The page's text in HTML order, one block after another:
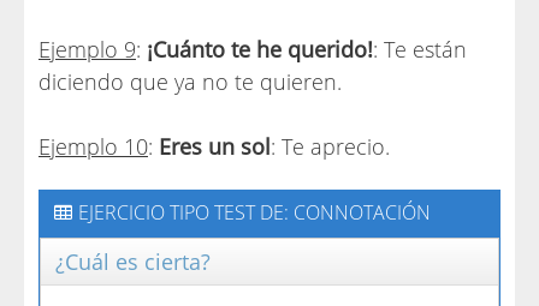
Ejemplo 9: ¡Cuánto te he querido!: Te están
diciendo que ya no te quieren.
Ejemplo 10: Eres un sol: Te aprecio.
EJERCICIO TIPO TEST DE: CONNOTACIÓN
¿Cuál es cierta?